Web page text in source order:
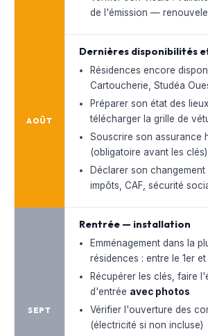
de l'émission —
AOÛT
Dernières disponibilités
Résidences encore
Cartoucherie, Studéa
Préparer son état des
télécharger la grille de
Souscrire son assurance
(obligatoire avant les clés)
Déclarer son changement
impôts, CAF, sécurité
SEPT
Rentrée — installation
Emménagement dans la
résidences : entre le 1er et
Récupérer les clés, faire
d'entrée avec photos
Vérifier l'ouverture des
(électricité si non incluse)